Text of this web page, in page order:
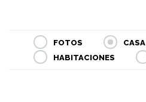
FOTOS CASA
HABITACIONES